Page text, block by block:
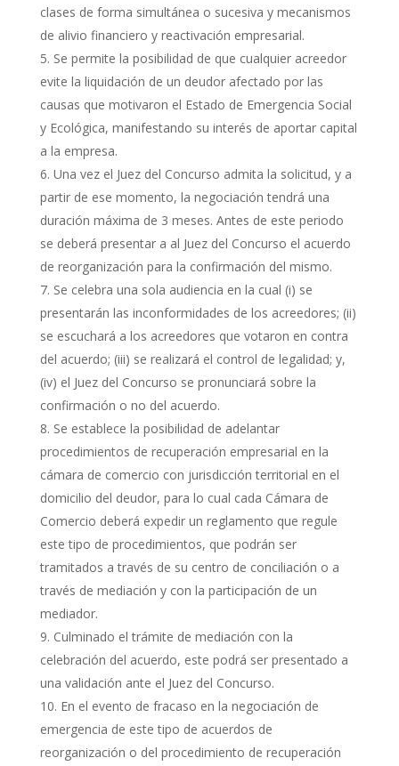
clases de forma simultánea o sucesiva y mecanismos
de alivio financiero y reactivación empresarial.
Se permite la posibilidad de que cualquier acreedor
evite la liquidación de un deudor afectado por las
causas que motivaron el Estado de Emergencia Social
y Ecológica, manifestando su interés de aportar capital
a la empresa.
Una vez el Juez del Concurso admita la solicitud, y a
partir de ese momento, la negociación tendrá una
duración máxima de 3 meses. Antes de este periodo
se deberá presentar a al Juez del Concurso el acuerdo
de reorganización para la confirmación del mismo.
Se celebra una sola audiencia en la cual (i) se
presentarán las inconformidades de los acreedores; (ii)
se escuchará a los acreedores que votaron en contra
del acuerdo; (iii) se realizará el control de legalidad; y,
(iv) el Juez del Concurso se pronunciará sobre la
confirmación o no del acuerdo.
Se establece la posibilidad de adelantar
procedimientos de recuperación empresarial en la
cámara de comercio con jurisdicción territorial en el
domicilio del deudor, para lo cual cada Cámara de
Comercio deberá expedir un reglamento que regule
este tipo de procedimientos, que podrán ser
tramitados a través de su centro de conciliación o a
través de mediación y con la participación de un
mediador.
Culminado el trámite de mediación con la
celebración del acuerdo, este podrá ser presentado a
una validación ante el Juez del Concurso.
En el evento de fracaso en la negociación de
emergencia de este tipo de acuerdos de
reorganización o del procedimiento de recuperación